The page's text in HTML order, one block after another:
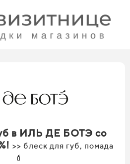
в ИЛЬ ДЕ БОТЭ со
>> блеск для губ, помада
💄